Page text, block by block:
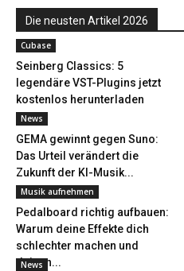
Die neusten Artikel 2026
Cubase
Seinberg Classics: 5
legendäre VST-Plugins jetzt
kostenlos herunterladen
News
GEMA gewinnt gegen Suno:
Das Urteil verändert die
Zukunft der KI-Musik...
Musik aufnehmen
Pedalboard richtig aufbauen:
Warum deine Effekte dich
schlechter machen und
deinen...
News